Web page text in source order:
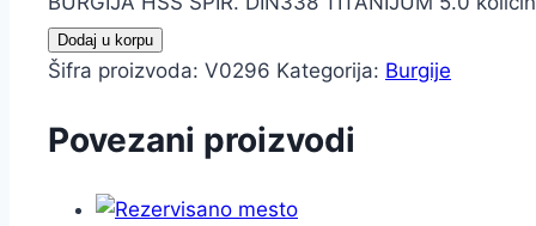
Dodaj u korpu
Šifra proizvoda: V0296 Kategorija: Burgije
Povezani proizvodi